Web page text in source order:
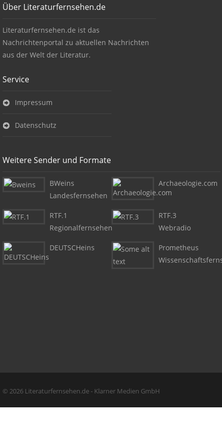
© 2026 Literaturfernsehen.de - Klarner Medien GmbH
Über Literaturfernsehen.de
Über Literaturfernsehen.de
Literaturfernsehen.de ist das
Nachrichtenportal zu aktuellen Nachrichten
aus der Welt der Literatur.
Service
Impressum
Datenschutz
Weitere Sender und Formate
BWeins
Landesfernsehen
RTF.1
Regionalfernsehen
DEUTSCHeins
Archaeologie.com
RTF.3
Webradio
Prometheus